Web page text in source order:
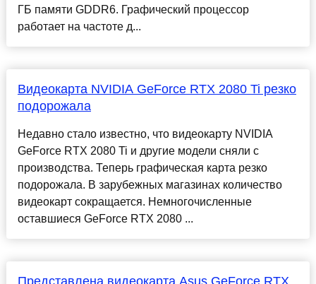
ГБ памяти GDDR6. Графический процессор
работает на частоте д...
Видеокарта NVIDIA GeForce RTX 2080 Ti резко
подорожала
Недавно стало известно, что видеокарту NVIDIA
GeForce RTX 2080 Ti и другие модели сняли с
производства. Теперь графическая карта резко
подорожала. В зарубежных магазинах количество
видеокарт сокращается. Немногочисленные
оставшиеся GeForce RTX 2080 ...